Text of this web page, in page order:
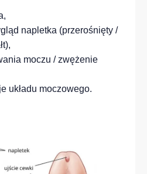
napletka (przerośnięty /
moczu / zwężenie
układu moczowego.